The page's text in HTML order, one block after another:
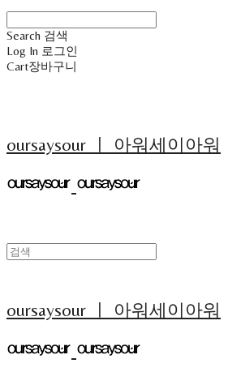
Search 검색
Log In 로그인
Cart장바구니
oursaysour ㅣ 아워세이아워
oursaysour ㅣ 아워세이아워